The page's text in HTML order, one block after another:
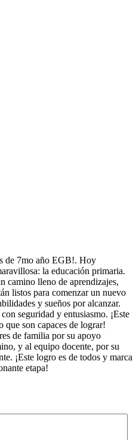
de 7mo año EGB!. Hoy
la educación primaria.
camino lleno de aprendizajes,
listos para comenzar un nuevo
y sueños por alcanzar.
seguridad y entusiasmo. ¡Este
que son capaces de lograr!
de familia por su apoyo
y al equipo docente, por su
¡Este logro es de todos y marca
etapa!